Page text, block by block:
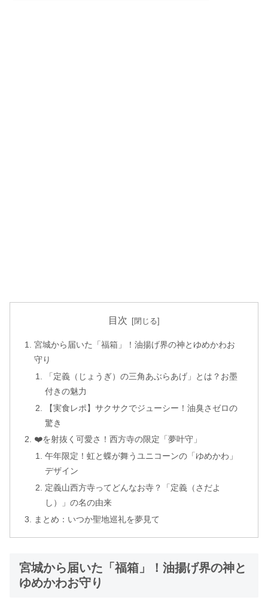
目次
宮城から届いた「福箱」！油揚げ界の神とゆめかわお
守り
「定義（じょうぎ）の三角あぶらあげ」とは？お墨
付きの魅力
【実食レポ】サクサクでジューシー！油臭さゼロの
驚き
❤️を射抜く可愛さ！西方寺の限定「夢叶守」
午年限定！虹と蝶が舞うユニコーンの「ゆめかわ」
デザイン
定義山西方寺ってどんなお寺？「定義（さだよ
し）」の名の由来
まとめ：いつか聖地巡礼を夢見て
宮城から届いた「福箱」！油揚げ界の神と
ゆめかわお守り